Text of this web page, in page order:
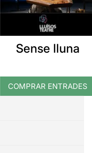
Sense lluna
COMPRAR ENTRADES